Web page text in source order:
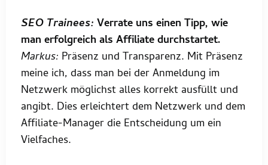
SEO Trainees: Verrate uns einen Tipp, wie
man erfolgreich als Affiliate durchstartet.
Markus: Präsenz und Transparenz. Mit Präsenz
meine ich, dass man bei der Anmeldung im
Netzwerk möglichst alles korrekt ausfüllt und
angibt. Dies erleichtert dem Netzwerk und dem
Affiliate-Manager die Entscheidung um ein
Vielfaches.